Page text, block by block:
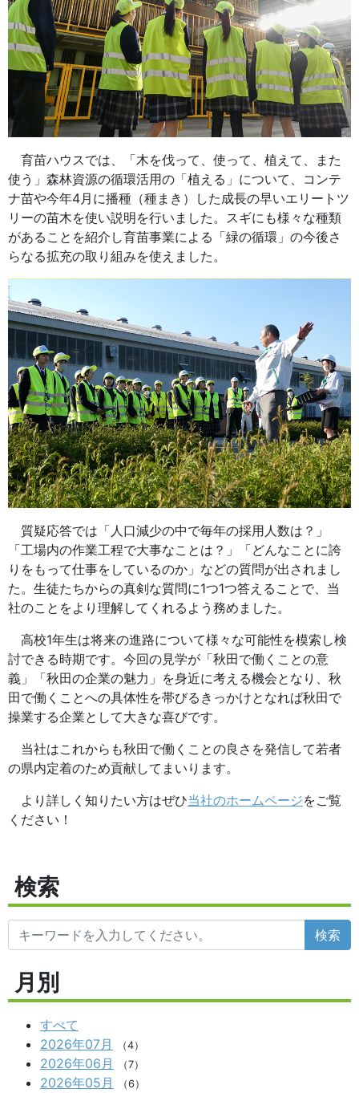
育苗ハウスでは、「木を伐って、使って、植えて、また
使う」森林資源の循環活用の「植える」について、コンテ
ナ苗や今年4月に播種（種まき）した成長の早いエリートツ
リーの苗木を使い説明を行いました。スギにも様々な種類
があることを紹介し育苗事業による「緑の循環」の今後さ
らなる拡充の取り組みを使えました。
質疑応答では「人口減少の中で毎年の採用人数は？」
「工場内の作業工程で大事なことは？」「どんなことに誇
りをもって仕事をしているのか」などの質問が出されまし
た。生徒たちからの真剣な質問に1つ1つ答えることで、当
社のことをより理解してくれるよう務めました。
高校1年生は将来の進路について様々な可能性を模索し検
討できる時期です。今回の見学が「秋田で働くことの意
義」「秋田の企業の魅力」を身近に考える機会となり、秋
田で働くことへの具体性を帯びるきっかけとなれば秋田で
操業する企業として大きな喜びです。
当社はこれからも秋田で働くことの良さを発信して若者
の県内定着のため貢献してまいります。
より詳しく知りたい方はぜひ当社のホームページをご覧
ください！
検索
検索
月別
すべて
2026年07月
（4）
2026年06月 （7）
2026年05月 （6）